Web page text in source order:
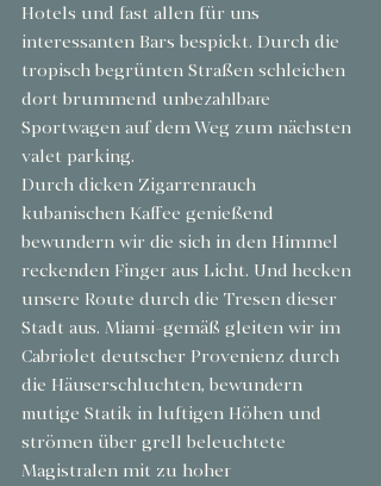
Hotels und fast allen für uns
interessanten Bars bespickt. Durch die
tropisch begrünten Straßen schleichen
dort brummend unbezahlbare
Sportwagen auf dem Weg zum nächsten
valet parking.
Durch dicken Zigarrenrauch
kubanischen Kaffee genießend
bewundern wir die sich in den Himmel
reckenden Finger aus Licht. Und hecken
unsere Route durch die Tresen dieser
Stadt aus. Miami-gemäß gleiten wir im
Cabriolet deutscher Provenienz durch
die Häuserschluchten, bewundern
mutige Statik in luftigen Höhen und
strömen über grell beleuchtete
Magistralen mit zu hoher